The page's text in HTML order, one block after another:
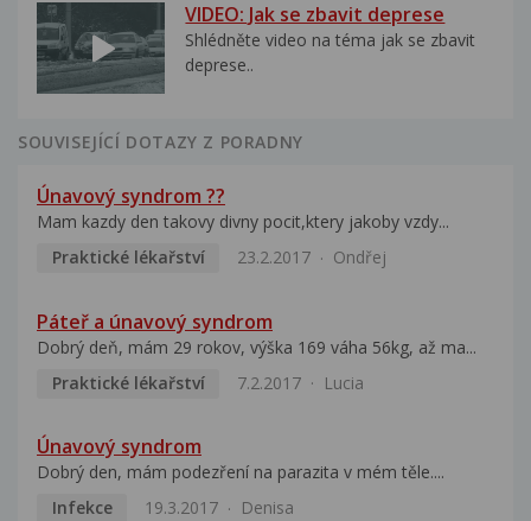
VIDEO: Jak se zbavit deprese
Shlédněte video na téma jak se zbavit
deprese..
SOUVISEJÍCÍ DOTAZY Z PORADNY
Únavový syndrom ??
Mam kazdy den takovy divny pocit,ktery jakoby vzdy...
Praktické lékařství
23.2.2017 Ondřej
Páteř a únavový syndrom
Dobrý deň, mám 29 rokov, výška 169 váha 56kg, až ma...
Praktické lékařství
7.2.2017 Lucia
Únavový syndrom
Dobrý den, mám podezření na parazita v mém těle....
Infekce
19.3.2017 Denisa